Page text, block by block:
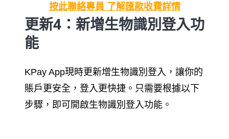
按此聯絡專員 了解匯款收費詳情
更新4：新增生物識別登入功
能
KPay App現時更新增生物識別登入，讓你的
賬戶更安全，登入更快捷。只需要根據以下
步驟，即可開啟生物識別登入功能。